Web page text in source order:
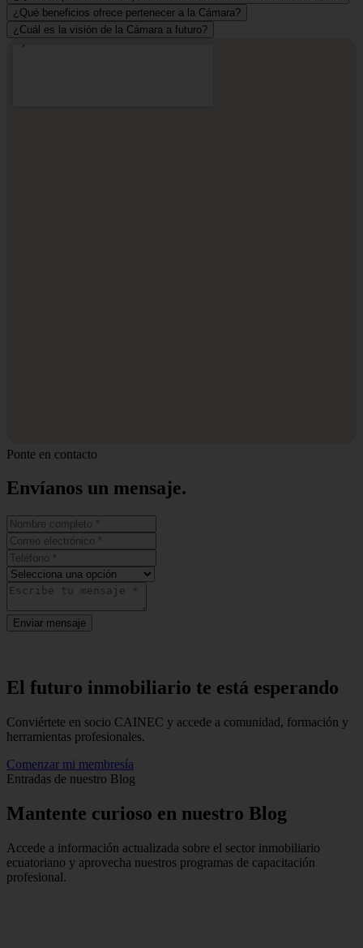
¿Qué beneficios ofrece pertenecer a la Cámara?
¿Cuál es la visión de la Cámara a futuro?
Ponte en contacto
Envíanos un mensaje.
Enviar mensaje
El futuro inmobiliario te está esperando
Conviértete en socio CAINEC y accede a comunidad, formación y
herramientas profesionales.
Comenzar mi membresía
Entradas de nuestro Blog
Mantente curioso en nuestro Blog
Accede a información actualizada sobre el sector inmobiliario
ecuatoriano y aprovecha nuestros programas de capacitación
profesional.